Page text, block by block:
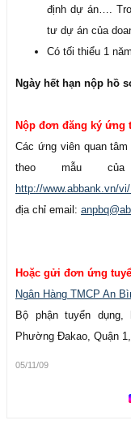
định dự án….
tư dự án của
Có tối thiểu 1
Ngày hết hạn nộp hồ
Nộp đơn đăng ký ứng
Các ứng viên quan
theo mẫu của
http://www.abbank.vn/
địa chỉ email:
Hoặc gửi đơn ứng
Ngân Hàng TMCP An
Bộ phận tuyển
Phường Đakao, Quận
05/11/09